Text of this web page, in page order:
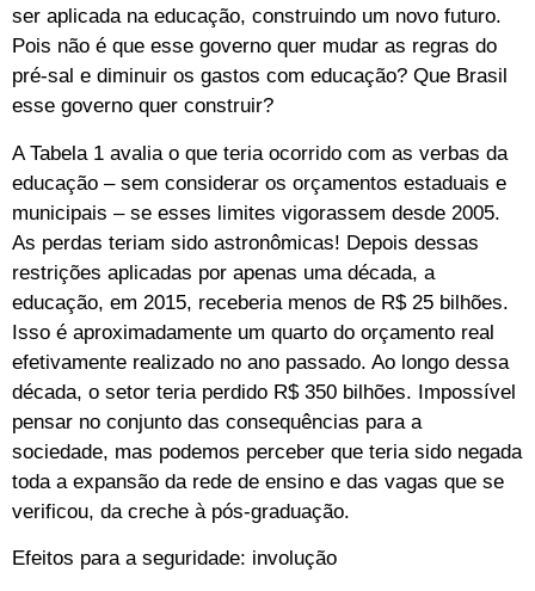
ser aplicada na educação, construindo um novo futuro.
Pois não é que esse governo quer mudar as regras do
pré-sal e diminuir os gastos com educação? Que Brasil
esse governo quer construir?
A Tabela 1 avalia o que teria ocorrido com as verbas da
educação – sem considerar os orçamentos estaduais e
municipais – se esses limites vigorassem desde 2005.
As perdas teriam sido astronômicas! Depois dessas
restrições aplicadas por apenas uma década, a
educação, em 2015, receberia menos de R$ 25 bilhões.
Isso é aproximadamente um quarto do orçamento real
efetivamente realizado no ano passado. Ao longo dessa
década, o setor teria perdido R$ 350 bilhões. Impossível
pensar no conjunto das consequências para a
sociedade, mas podemos perceber que teria sido negada
toda a expansão da rede de ensino e das vagas que se
verificou, da creche à pós-graduação.
Efeitos para a seguridade: involução